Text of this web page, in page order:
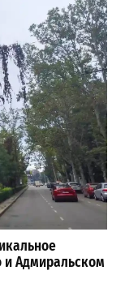
и Адмиральском